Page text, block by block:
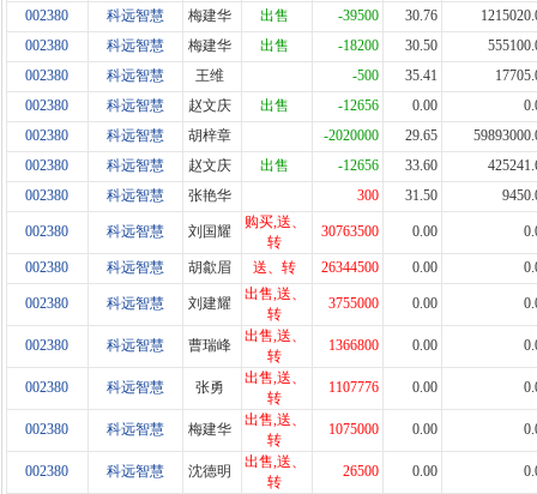
002380
科远智慧 梅建华 出售 -39500 30.76
002380
科远智慧 梅建华 出售 -18200 30.50
002380
科远智慧 王维 -500 35.41
002380
科远智慧 赵文庆 出售 -12656 0.00
002380
科远智慧 胡梓章 -2020000 29.65
002380
科远智慧 赵文庆 出售 -12656 33.60
002380
科远智慧 张艳华 300 31.50
002380 科远智慧 刘国耀
购买,送、
转
30763500 0.00
002380 科远智慧 胡歙眉 送、转 26344500 0.00
002380 科远智慧 刘建耀
出售,送、
转
3755000 0.00
002380 科远智慧 曹瑞峰
出售,送、
转
1366800 0.00
002380 科远智慧 张勇
出售,送、
转
1107776 0.00
002380 科远智慧 梅建华
出售,送、
转
1075000 0.00
002380 科远智慧 沈德明
出售,送、
转
26500 0.00